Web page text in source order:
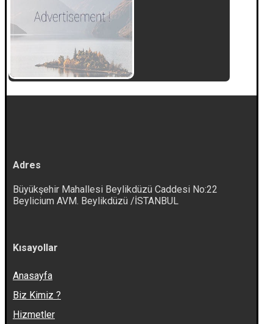
Adres
Büyükşehir Mahallesi Beylikdüzü Caddesi No:22
Beylicium AVM. Beylikdüzü /İSTANBUL
Kısayollar
Anasayfa
Biz Kimiz ?
Hizmetler